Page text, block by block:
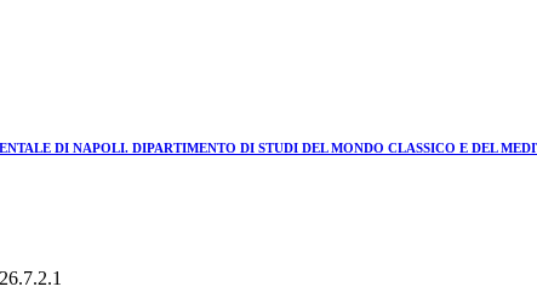
DI NAPOLI. DIPARTIMENTO DI STUDI DEL MONDO CLASSICO E DEL